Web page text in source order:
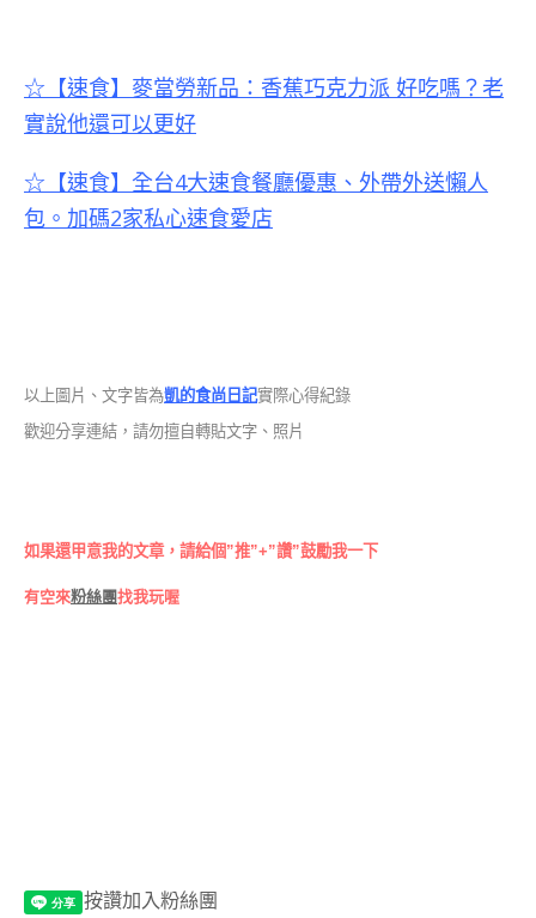
☆【速食】麥當勞新品：香蕉巧克力派 好吃嗎？老
實說他還可以更好
☆【速食】全台4大速食餐廳優惠、外帶外送懶人
包。加碼2家私心速食愛店
以上圖片、文字皆為凱的食尚日記實際心得紀錄
歡迎分享連結，請勿擅自轉貼文字、照片
如果還甲意我的文章，請給個”推”+”讚”鼓勵我一下
有空來粉絲團找我玩喔
按讚加入粉絲團